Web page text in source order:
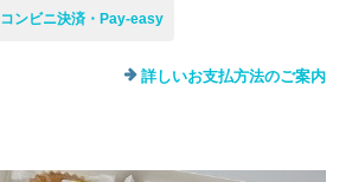
コンビニ決済・Pay-easy
詳しいお支払方法のご案内